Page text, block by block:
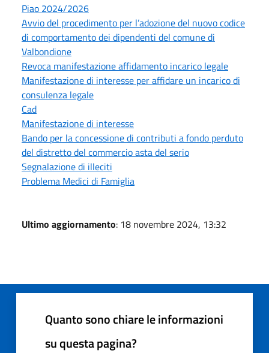
Piao 2024/2026
Avvio del procedimento per l’adozione del nuovo codice
di comportamento dei dipendenti del comune di
Valbondione
Revoca manifestazione affidamento incarico legale
Manifestazione di interesse per affidare un incarico di
consulenza legale
Cad
Manifestazione di interesse
Bando per la concessione di contributi a fondo perduto
del distretto del commercio asta del serio
Segnalazione di illeciti
Problema Medici di Famiglia
Ultimo aggiornamento: 18 novembre 2024, 13:32
Quanto sono chiare le informazioni
su questa pagina?